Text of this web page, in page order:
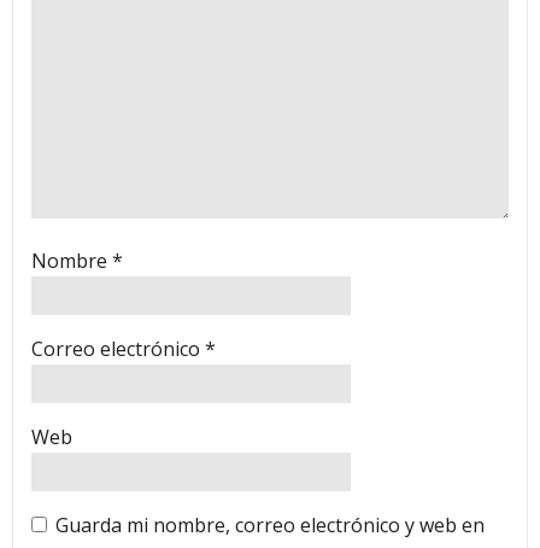
Nombre *
Correo electrónico *
Web
Guarda mi nombre, correo electrónico y web en